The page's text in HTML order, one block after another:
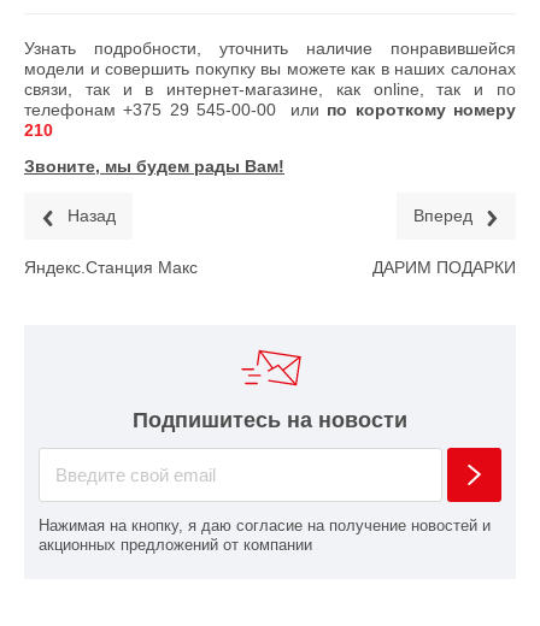
Узнать подробности, уточнить наличие понравившейся
модели и совершить покупку вы можете как в наших салонах
связи, так и в интернет-магазине, как online, так и по
телефонам+375 29 545-00-00 или по короткому номеру
210
Звоните, мы будем рады Вам!
Назад
Яндекс.Станция Макс
Вперед
ДАРИМ ПОДАРКИ
Подпишитесь на новости
Нажимая на кнопку, я даю согласие на получение новостей и
акционных предложений от компании